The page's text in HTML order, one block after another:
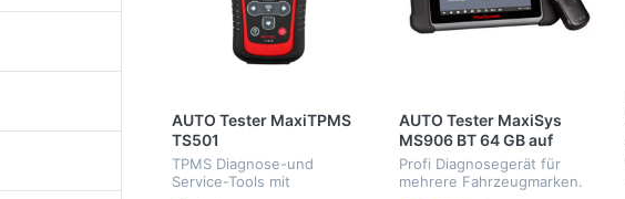
AUTO Tester MaxiTPMS
TS501
TPMS Diagnose-und
Service-Tools mit
AUTO Tester MaxiSys
MS906 BT 64 GB auf
Deutsch
Profi Diagnosegerät für
mehrere Fahrzeugmarken.